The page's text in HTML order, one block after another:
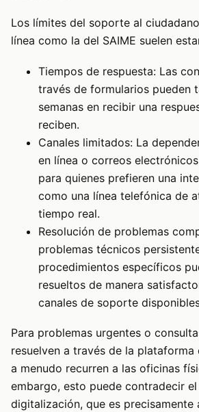
Los límites del soporte al
línea como la del SAIME suelen
Tiempos de respuesta: Las
través de formularios pueden
semanas en recibir una
reciben.
Canales limitados: La
en línea o correos
para quienes prefieren una
como una línea telefónica de
tiempo real.
Resolución de problemas
problemas técnicos
procedimientos específicos
resueltos de manera
canales de soporte
Para problemas urgentes o
resuelven a través de la plataforma
a menudo recurren a las oficinas
embargo, esto puede contradecir
digitalización, que es precisamente